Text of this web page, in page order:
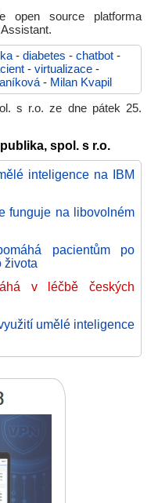
open source platforma
- diabetes - chatbot -
- virtualizace -
- Milan Kvapil
s r.o. ze dne pátek 25.
spol. s r.o.
inteligence na IBM
funguje na libovolném
pacientům po
života
v léčbě českých
umělé inteligence